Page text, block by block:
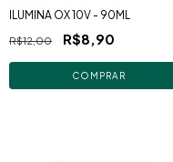
ILUMINA OX 10V - 90ML
R$12,00 R$8,90